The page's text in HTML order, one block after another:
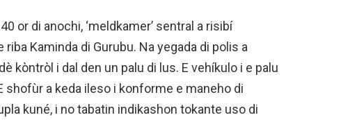
or di anochi, ‘meldkamer’ sentral a risibí
Kaminda di Gurubu. Na yegada di polis a
kòntròl i dal den un palu di lus. E vehíkulo i e palu
shofùr a keda ileso i konforme e maneho di
kuné, i no tabatin indikashon tokante uso di